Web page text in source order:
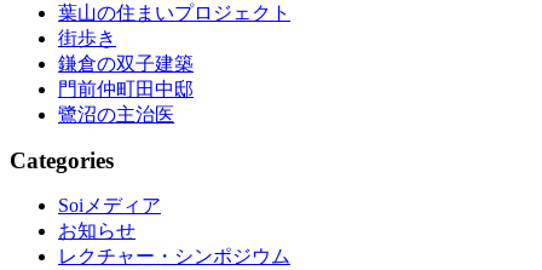
葉山の住まいプロジェクト
街歩き
鎌倉の双子建築
門前仲町田中邸
鷺沼の主治医
Categories
Soiメディア
お知らせ
レクチャー・シンポジウム